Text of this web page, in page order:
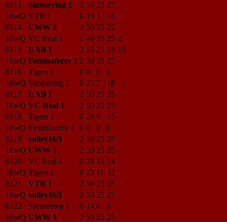
6113
Simmering 1 2 50 25 25
16wQ VTR 1 0 19 3
16
6114
UWW 1 2 50 25 25
16wQ VC Real 1 1 46 19 25 2
6115
UAB 1 2 55 25 15 15
16wQ Feminaforce 1 2 50 25 25
6116
Tigers 1 0 0 0
0
16wQ Simmering 1 0 25 7
18
6117
UAB 1 2 50 25 25
16wQ VC Real 1 2 50 25 25
6118
Tigers 1 0 24 9
15
16wQ Feminaforce 1 0 0 0
0
6119
volley16/1 2 50 25 25
16wQ UWW 1 2 50 25 25
6120
VC Real 1 0 28 14 14
16wQ Tigers 1 0 23 11 12
6121
VTR 1 2 50 25 25
16wQ volley16/1 2 50 25 25
6122
Simmering 1 0 14 6
8
16wQ UWW 1 2 50 25 25